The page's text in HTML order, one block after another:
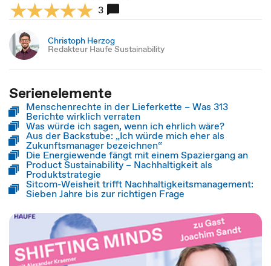
3
Christoph Herzog
Redakteur Haufe Sustainability
Serienelemente
Menschenrechte in der Lieferkette – Was 313
Berichte wirklich verraten
Was würde ich sagen, wenn ich ehrlich wäre?
Aus der Backstube: „Ich würde mich eher als
Zukunftsmanager bezeichnen“
Die Energiewende fängt mit einem Spaziergang an
Product Sustainability – Nachhaltigkeit als
Produktstrategie
Sitcom-Weisheit trifft Nachhaltigkeitsmanagement:
Sieben Jahre bis zur richtigen Frage